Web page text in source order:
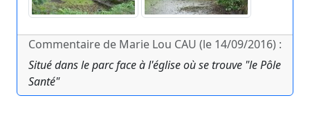
Commentaire de Marie Lou CAU (le 14/09/2016) :
Situé dans le parc face à l'église où se trouve "le Pôle
Santé"